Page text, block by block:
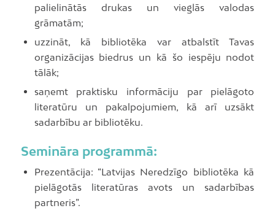
palielinātās drukas un vieglās valodas
grāmatām;
uzzināt, kā bibliotēka var atbalstīt Tavas
organizācijas biedrus un kā šo iespēju nodot
tālāk;
saņemt praktisku informāciju par pielāgoto
literatūru un pakalpojumiem, kā arī uzsākt
sadarbību ar bibliotēku.
Semināra programmā:
Prezentācija: “Latvijas Neredzīgo bibliotēka kā
pielāgotās literatūras avots un sadarbības
partneris”.